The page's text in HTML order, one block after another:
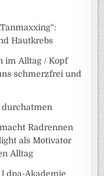
Hautkrebs
im Alltag / Kopf
schmerzfrei und
durchatmen
Radrennen
als Motivator
Alltag
dpa-Akademie